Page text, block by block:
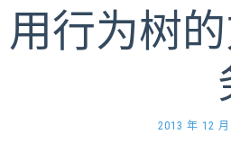
用行为树
2013 年 12 月